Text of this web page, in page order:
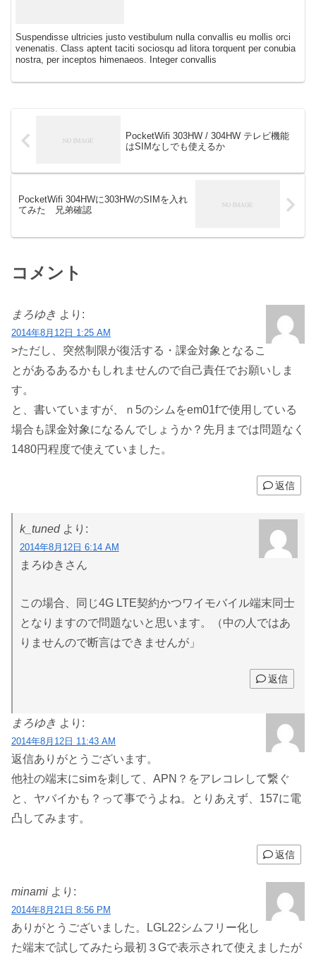
Suspendisse ultricies justo vestibulum nulla convallis eu mollis orci
venenatis. Class aptent taciti sociosqu ad litora torquent per conubia
nostra, per inceptos himenaeos. Integer convallis
PocketWifi 303HW / 304HW テレビ機能
はSIMなしでも使えるか
PocketWifi 304HWに303HWのSIMを入れ
てみた 兄弟確認
コメント
まろゆき より:
2014年8月12日 1:25 AM
>ただし、突然制限が復活する・課金対象となるこ
とがあるあるかもしれませんので自己責任でお願いしま
す。
と、書いていますが、ｎ5のシムをem01fで使用している
場合も課金対象になるんでしょうか？先月までは問題なく
1480円程度で使えていました。
返信
k_tuned より:
2014年8月12日 6:14 AM
まろゆきさん
この場合、同じ4G LTE契約かつワイモバイル端末同士
となりますので問題ないと思います。（中の人ではあ
りませんので断言はできませんが」
返信
まろゆき より:
2014年8月12日 11:43 AM
返信ありがとうございます。
他社の端末にsimを刺して、APN？をアレコレして繋ぐ
と、ヤバイかも？って事でうよね。とりあえず、157に電
凸してみます。
返信
minami より:
2014年8月21日 8:56 PM
ありがとうございました。LGL22シムフリー化し
た端末で試してみたら最初３Gで表示されて使えましたが